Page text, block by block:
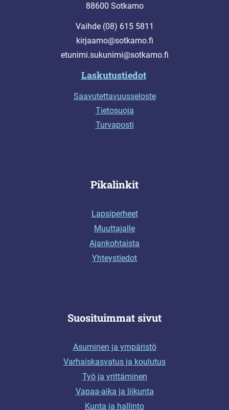
88600 Sotkamo
Vaihde (08) 615 5811
kirjaamo@sotkamo.fi
etunimi.sukunimi@sotkamo.fi
Laskutustiedot
Saavutettavuusseloste
Tietosuoja
Turvaposti
Pikalinkit
Lapsiperheet
Muuttajalle
Ajankohtaista
Yhteystiedot
Suosituimmat sivut
Asuminen ja ympäristö
Varhaiskasvatus ja koulutus
Työ ja yrittäminen
Vapaa-aika ja liikunta
Kunta ja hallinto